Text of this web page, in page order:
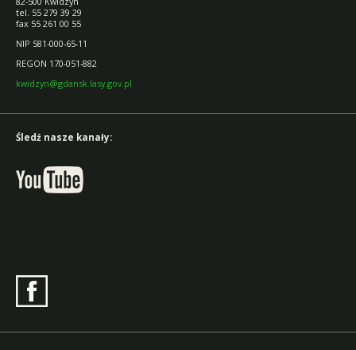
tel. 55 279 39 29
fax 55 261 00 55
NIP 581-000-65-11
REGON 170-051-882
kwidzyn@gdansk.lasy.gov.pl
Śledź nasze kanały: